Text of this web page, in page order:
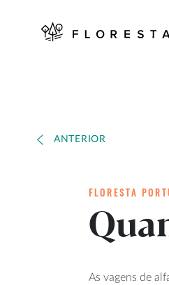
ANTERIOR
FLORESTA
As vagens de